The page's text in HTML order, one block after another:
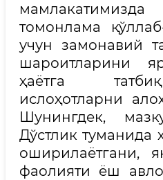
томонлама
учун замонавий
шароитларини
ҳаётга
ислоҳотларни
Шунингдек,
Дўстлик туманида
оширилаётгани,
фаолияти ёш